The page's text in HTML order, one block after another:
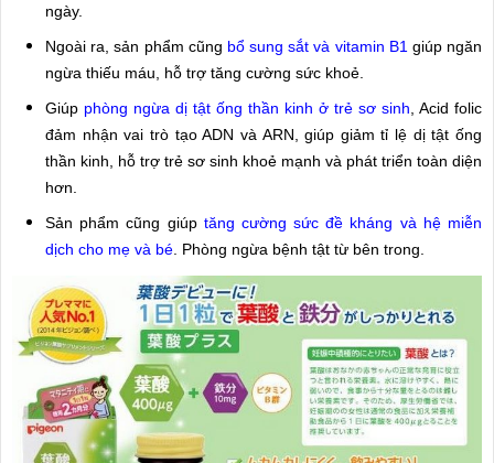
ngày.
Ngoài ra, sản phẩm cũng bổ sung sắt và vitamin B1 giúp ngăn
ngừa thiếu máu, hỗ trợ tăng cường sức khoẻ.
Giúp phòng ngừa dị tật ống thần kinh ở trẻ sơ sinh , Acid folic
đảm nhận vai trò tạo ADN và ARN, giúp giảm tỉ lệ dị tật ống
thần kinh, hỗ trợ trẻ sơ sinh khoẻ mạnh và phát triển toàn diện
hơn.
Sản phẩm cũng giúp tăng cường sức đề kháng và hệ miễn
dịch cho mẹ và bé . Phòng ngừa bệnh tật từ bên trong.